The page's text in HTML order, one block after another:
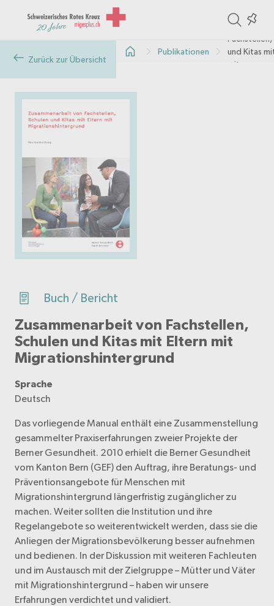
in
the
Zurück zur Übersicht
Publikationen
Fachstellen,
und Kitas
mit
Buch / Bericht
Zusammenarbeit von Fachstellen,
Schulen und Kitas mit Eltern mit
Migrationshintergrund
Sprache
Deutsch
Das vorliegende Manual enthält eine Zusammenstellung
gesammelter Praxiserfahrungen zweier Projekte der
Berner Gesundheit. 2010 erhielt die Berner Gesundheit
vom Kanton Bern (GEF) den Auftrag, ihre Beratungs- und
Präventionsangebote für Menschen mit
Migrationshintergrund längerfristig zugänglicher zu
machen. Weiter sollten die Institution und ihre
Regelangebote so weiterentwickelt werden, dass sie die
Anliegen der Migrationsbevölkerung besser aufnehmen
und bedienen. In der Diskussion mit weiteren Fachleuten
und im Austausch mit der Zielgruppe – Mütter und Väter
mit Migrationshintergrund – haben wir unsere
Erfahrungen verdichtet und validiert.